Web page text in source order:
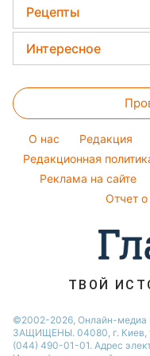
Ани Лорак
Кейт Миддлтон
Алла Пугачева
Максим Галкин
Настя Каменских
Виталий
Потап
София Ротару
Новости Ровно
Новости Львова
Новости Днепра
Новости
Новости Житомира
Новости Одессы
Новости Харькова
Модные ошибки
Новости моды
Советы от Андре
Женские стрижки
Окрашивание
Красивый маникюр
Рецепты
Закуски
Салаты
Простые блюда
Легкие десерты
Напитки
Праздничное меню
Интересное
Тесты по картинке
Оптические
Народные приметы
Все о шоу-бизнесе
O нас Редакция
Редакционная
Реклама на сайте
Отчет
ТВОЙ
©2002-2026, Онлайн-медиа
ЗАЩИЩЕНЫ. 04080, г. Киев,
(044) 490-01-01. Адрес